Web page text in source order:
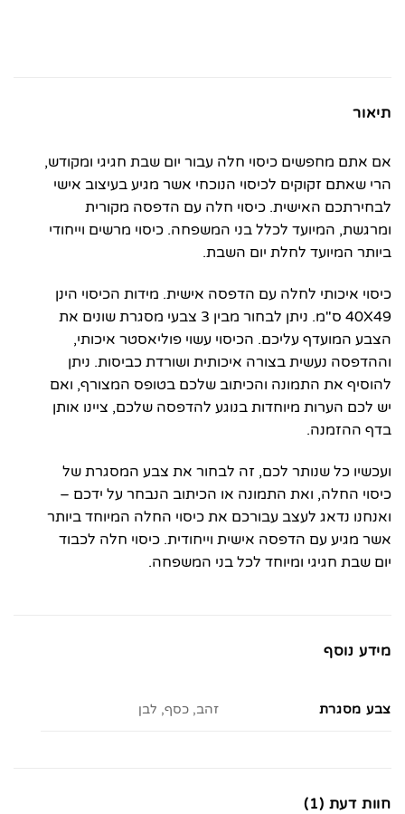
תיאור
אם אתם מחפשים כיסוי חלה עבור יום שבת חגיגי ומקודש,
הרי שאתם זקוקים לכיסוי הנוכחי אשר מגיע בעיצוב אישי
לבחירתכם האישית. כיסוי חלה עם הדפסה מקורית
ומרגשת, המיועד לכלל בני המשפחה. כיסוי מרשים וייחודי
ביותר המיועד לחלת יום השבת.
כיסוי איכותי לחלה עם הדפסה אישית. מידות הכיסוי הינן
40X49 ס"מ. ניתן לבחור מבין 3 צבעי מסגרת שונים את
הצבע המועדף עליכם. הכיסוי עשוי פוליאסטר איכותי,
וההדפסה נעשית בצורה איכותית ושורדת כביסות. ניתן
להוסיף את התמונה והכיתוב שלכם בטופס המצורף, ואם
יש לכם הערות מיוחדות בנוגע להדפסה שלכם, ציינו אותן
בדף ההזמנה.
ועכשיו כל שנותר לכם, זה לבחור את צבע המסגרת של
כיסוי החלה, ואת התמונה או הכיתוב הנבחר על ידכם –
ואנחנו נדאג לעצב עבורכם את כיסוי החלה המיוחד ביותר
אשר מגיע עם הדפסה אישית וייחודית. כיסוי חלה לכבוד
יום שבת חגיגי ומיוחד לכל בני המשפחה.
מידע נוסף
צבע מסגרת זהב, כסף, לבן
חוות דעת (1)